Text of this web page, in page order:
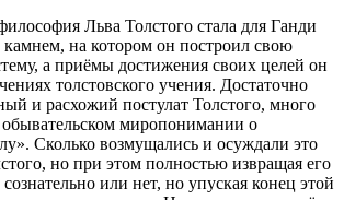
Льва Толстого стала для Ганди
на котором он построил свою
а приёмы достижения своих целей он
толстовского учения. Достаточно
и расхожий постулат Толстого, много
миропонимании о
Сколько возмущались и осуждали это
но при этом полностью извращая его
или нет, но упуская конец этой